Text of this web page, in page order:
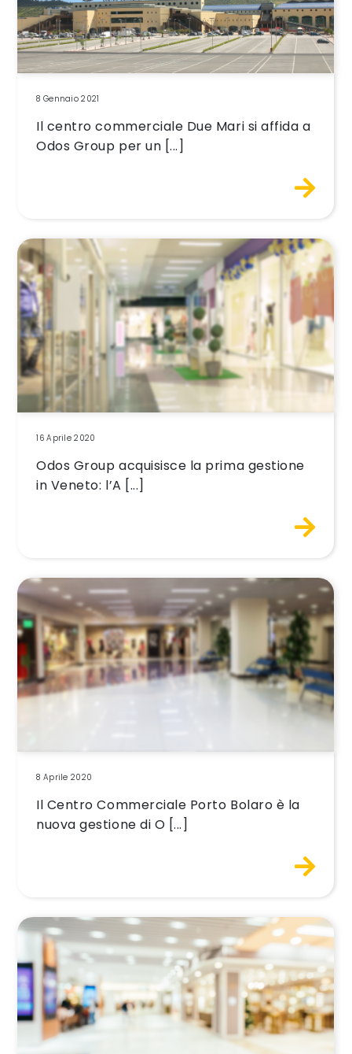
8 Gennaio 2021
Il centro commerciale Due Mari si affida a
Odos Group per un [...]
16 Aprile 2020
Odos Group acquisisce la prima gestione
in Veneto: l’A [...]
8 Aprile 2020
Il Centro Commerciale Porto Bolaro è la
nuova gestione di O [...]